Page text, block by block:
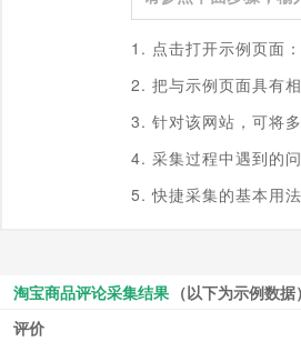
1. 点击打开示例页面：
2. 把与示例页面具有
3. 针对该网站，可将
4. 采集过程中遇到的问
5. 快捷采集的基本用
淘宝商品评论采集结果 （以下为示例数据）
评价